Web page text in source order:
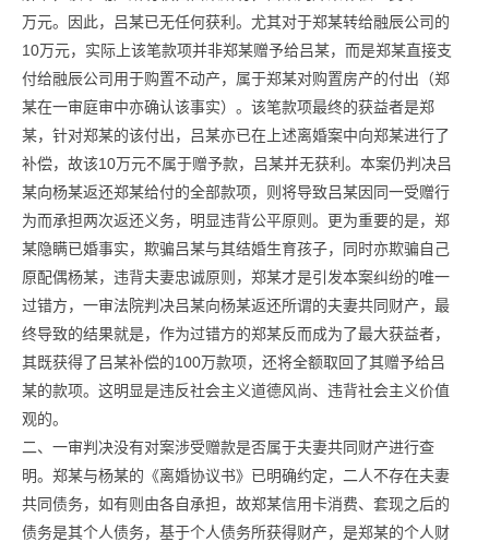
万元。因此，吕某已无任何获利。尤其对于郑某转给融辰公司的
10万元，实际上该笔款项并非郑某赠予给吕某，而是郑某直接支
付给融辰公司用于购置不动产，属于郑某对购置房产的付出（郑
某在一审庭审中亦确认该事实）。该笔款项最终的获益者是郑
某，针对郑某的该付出，吕某亦已在上述离婚案中向郑某进行了
补偿，故该10万元不属于赠予款，吕某并无获利。本案仍判决吕
某向杨某返还郑某给付的全部款项，则将导致吕某因同一受赠行
为而承担两次返还义务，明显违背公平原则。更为重要的是，郑
某隐瞒已婚事实，欺骗吕某与其结婚生育孩子，同时亦欺骗自己
原配偶杨某，违背夫妻忠诚原则，郑某才是引发本案纠纷的唯一
过错方，一审法院判决吕某向杨某返还所谓的夫妻共同财产，最
终导致的结果就是，作为过错方的郑某反而成为了最大获益者，
其既获得了吕某补偿的100万款项，还将全额取回了其赠予给吕
某的款项。这明显是违反社会主义道德风尚、违背社会主义价值
观的。
二、一审判决没有对案涉受赠款是否属于夫妻共同财产进行查
明。郑某与杨某的《离婚协议书》已明确约定，二人不存在夫妻
共同债务，如有则由各自承担，故郑某信用卡消费、套现之后的
债务是其个人债务，基于个人债务所获得财产，是郑某的个人财